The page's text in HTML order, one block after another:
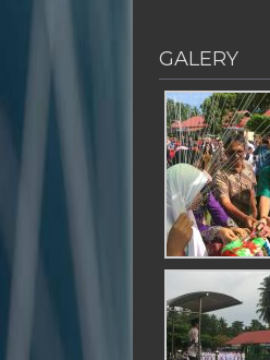
GALERY